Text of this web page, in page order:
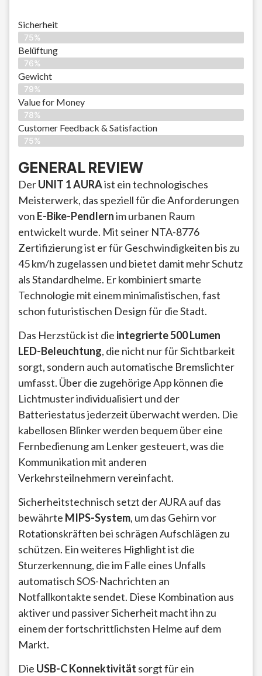
Sicherheit
75%
Belüftung
76%
Gewicht
79%
Value for Money
78%
Customer Feedback & Satisfaction​
75%
GENERAL REVIEW
DerUNIT 1 AURAist ein technologisches
Meisterwerk, das speziell für die Anforderungen
von E-Bike-Pendlernim urbanen Raum
entwickelt wurde. Mit seiner NTA-8776
Zertifizierung ist er für Geschwindigkeiten bis zu
45 km/h zugelassen und bietet damit mehr Schutz
als Standardhelme. Er kombiniert smarte
Technologie mit einem minimalistischen, fast
schon futuristischen Design für die Stadt.
Das Herzstück ist die integrierte 500 Lumen
LED-Beleuchtung, die nicht nur für Sichtbarkeit
sorgt, sondern auch automatische Bremslichter
umfasst. Über die zugehörige App können die
Lichtmuster individualisiert und der
Batteriestatus jederzeit überwacht werden. Die
kabellosen Blinker werden bequem über eine
Fernbedienung am Lenker gesteuert, was die
Kommunikation mit anderen
Verkehrsteilnehmern vereinfacht.
Sicherheitstechnisch setzt der AURA auf das
bewährte MIPS-System, um das Gehirn vor
Rotationskräften bei schrägen Aufschlägen zu
schützen. Ein weiteres Highlight ist die
Sturzerkennung, die im Falle eines Unfalls
automatisch SOS-Nachrichten an
Notfallkontakte sendet. Diese Kombination aus
aktiver und passiver Sicherheit macht ihn zu
einem der fortschrittlichsten Helme auf dem
Markt.
Die USB-C Konnektivität sorgt für ein